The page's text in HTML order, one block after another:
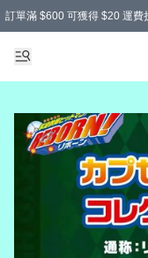
訂單滿 $600 可獲得 $20 運費